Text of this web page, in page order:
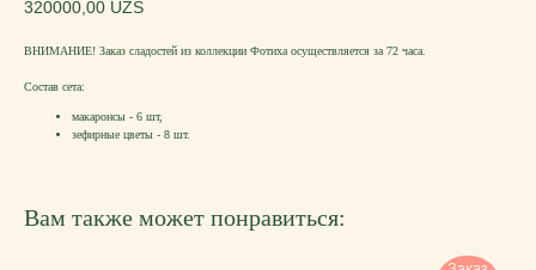
320000,00 UZS
ВНИМАНИЕ! Заказ сладостей из коллекции Фотиха осуществляется за 72 часа.
Состав сета:
макаронсы - 6 шт,
зефирные цветы - 8 шт.
Вам также может понравиться: